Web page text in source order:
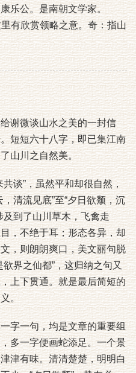
乐公。是南朝文学家。
有欣赏领略之意。奇：指山
微谈山水之美的一封信
短短六十八字，即已集江南
山川之自然美。
”，虽然平和却很自然，
清流见底”至“夕日欲颓，沉
及到了山川草木，飞禽走
，不绝于耳；形态各异，却
，则朗朗爽口，美文丽句脱
界之仙都”，这归纳之句又
上下贯通。就是最后简短的
。
一句，均是文章的重要组
多一字便画蛇添足。一个景
津有味。清清楚楚，明明白